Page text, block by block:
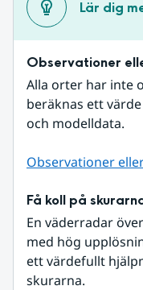
Lär dig
Observationer
Alla orter har inte
beräknas ett
och modelldata.
Observationer
Få koll på
En väderradar
med hög
ett värdefullt
skurarna.